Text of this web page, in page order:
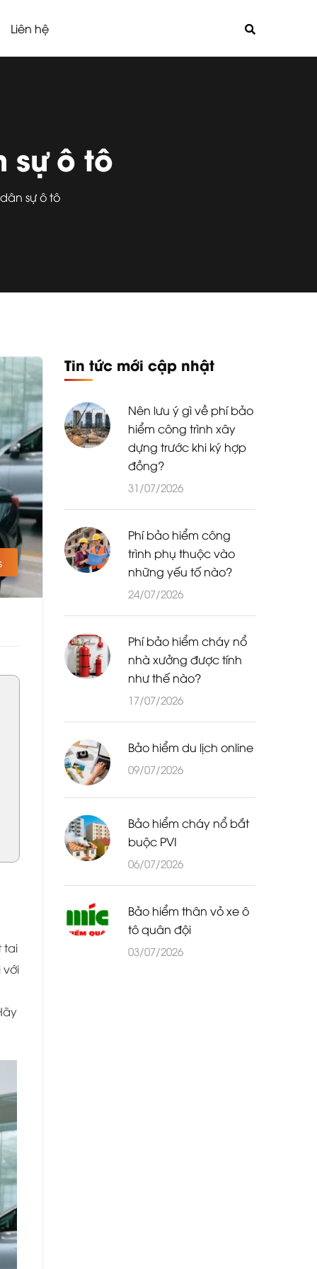
Liên hệ
sự ô tô
sự ô tô
tai
với
Tin tức mới cập nhật
Nên lưu ý gì về phí bảo
hiểm công trình xây
dựng trước khi ký hợp
đồng?
31/07/2026
Phí bảo hiểm công
trình phụ thuộc vào
những yếu tố nào?
24/07/2026
Phí bảo hiểm cháy nổ
nhà xưởng được tính
như thế nào?
17/07/2026
Bảo hiểm du lịch online
09/07/2026
Bảo hiểm cháy nổ bắt
buộc PVI
06/07/2026
Bảo hiểm thân vỏ xe ô
tô quân đội
03/07/2026